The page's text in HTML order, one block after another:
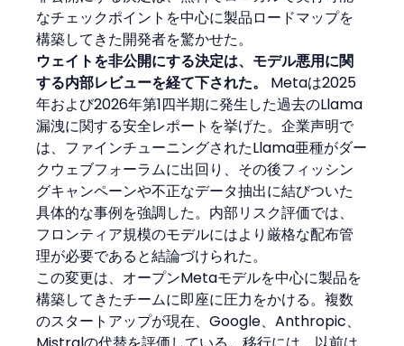
なチェックポイントを中心に製品ロードマップを
構築してきた開発者を驚かせた。
ウェイトを非公開にする決定は、モデル悪用に関
する内部レビューを経て下された。
Metaは2025
年および2026年第1四半期に発生した過去のLlama
漏洩に関する安全レポートを挙げた。企業声明で
は、ファインチューニングされたLlama亜種がダー
クウェブフォーラムに出回り、その後フィッシン
グキャンペーンや不正なデータ抽出に結びついた
具体的な事例を強調した。内部リスク評価では、
フロンティア規模のモデルにはより厳格な配布管
理が必要であると結論づけられた。
この変更は、オープンMetaモデルを中心に製品を
構築してきたチームに即座に圧力をかける。複数
のスタートアップが現在、Google、Anthropic、